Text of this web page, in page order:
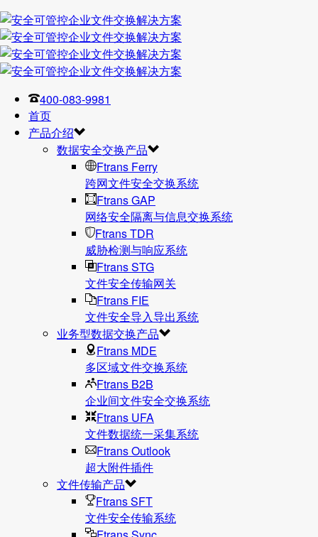
400-083-9981
首页
产品介绍
数据安全交换产品
Ftrans Ferry
跨网文件安全交换系统
Ftrans GAP
网络安全隔离与信息交换系统
Ftrans TDR
威胁检测与响应系统
Ftrans STG
文件安全传输网关
Ftrans FIE
文件安全导入导出系统
业务型数据交换产品
Ftrans MDE
多区域文件交换系统
Ftrans B2B
企业间文件安全交换系统
Ftrans UFA
文件数据统⼀采集系统
Ftrans Outlook
超大附件插件
文件传输产品
Ftrans SFT
文件安全传输系统